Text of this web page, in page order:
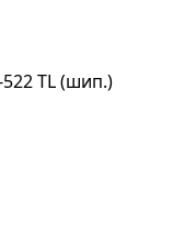
TL (шип.)